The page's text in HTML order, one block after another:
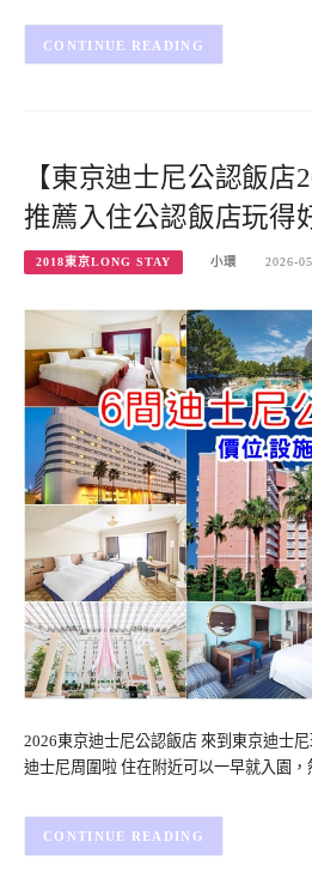
CONTINUE READING
【東京迪士尼公認飯店
推薦入住公認飯店玩得
2018東京LONG STAY 小環 2026-
2026東京迪士尼公認飯店 來到東京迪士
迪士尼周圍啦 住在附近可以一早就入園，
CONTINUE READING